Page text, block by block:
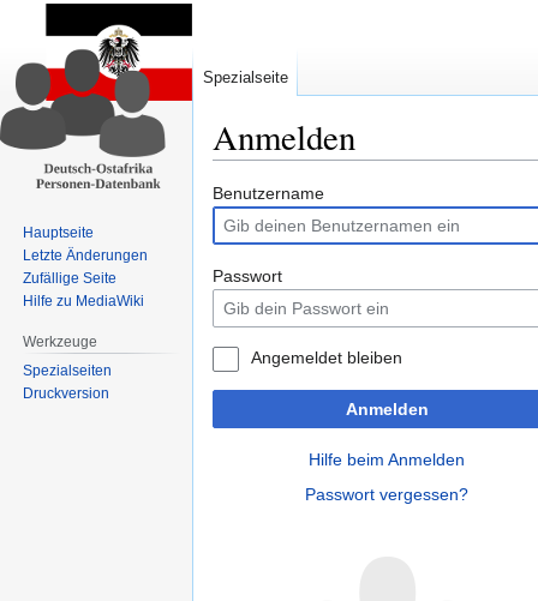
Anmelden
Zur
Navigation
springen
Zur
Suche
springen
Benutzername
Passwort
Angemeldet bleiben
Anmelden
Hilfe beim Anmelden
Passwort vergessen?
Spezialseite
Hauptseite
Letzte Änderungen
Zufällige Seite
Hilfe zu MediaWiki
Werkzeuge
Spezialseiten
Druckversion